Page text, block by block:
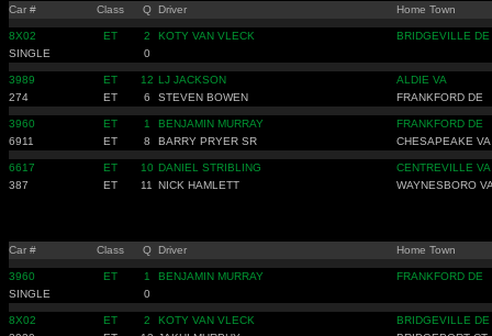
Car # Class Q Driver Home Town
8X02 ET 2 KOTY VAN VLECK
BRIDGEVILLE DE
SINGLE
0
3989 ET 12 LJ JACKSON
ALDIE VA
274
ET 6 STEVEN BOWEN FRANKFORD DE
3960 ET 1 BENJAMIN MURRAY
FRANKFORD DE
6911
ET 8 BARRY PRYER SR CHESAPEAKE VA
6617 ET 10 DANIEL STRIBLING
CENTREVILLE VA
387
ET 11 NICK HAMLETT WAYNESBORO
Car # Class Q Driver Home Town
3960 ET 1 BENJAMIN MURRAY
FRANKFORD DE
SINGLE
0
8X02 ET 2 KOTY VAN VLECK
BRIDGEVILLE DE